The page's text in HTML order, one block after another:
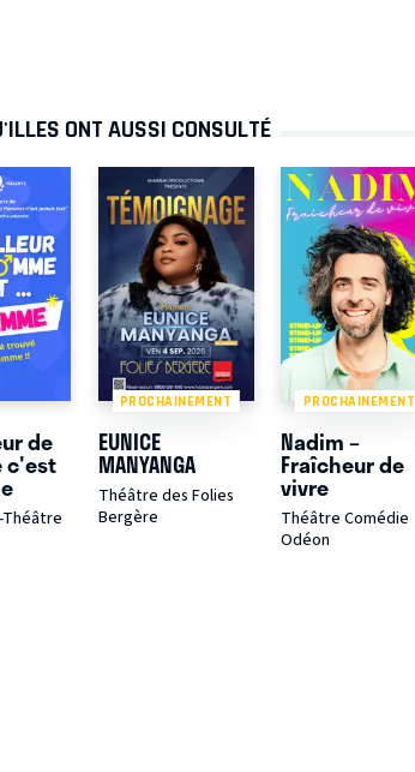
ONT AUSSI CONSULTÉ
de
c'est
Théâtre
PROCHAINEMENT
EUNICE
MANYANGA
Théâtre des Folies
Bergère
PROCHAINEMENT
Nadim –
Fraîcheur de
vivre
Théâtre Comédie
Odéon